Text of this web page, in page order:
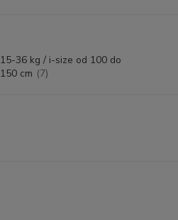
15-36 kg / i-size od 100 do
150 cm (7)